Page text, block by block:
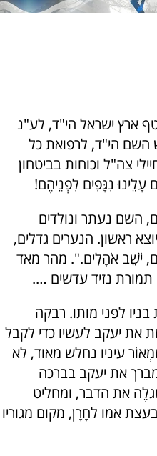
ארץ ישראל הי"ד, לע"נ
השם הי"ד, לרפואת כל
צה"ל וכוחות בביטחון
עָלֵינוּ נִגָּפִים לִפְנֵיהֶם!
השם נעתר ונולדים
ראשון. הנערים גדלים,
יֹשֵׁב אֹהָלִים.". מהר מאד
תמורת נזיד עדשים ….
לפני מותו. רבקה
יעקב לעשיו כדי לקבל
עיניו נחלש מאוד, לא
את יעקב בברכה
את הדבר, ומחליט
אמו לחָרָן, מקום מגוריו